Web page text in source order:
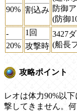
90% 割込み 防御
(防御
-
20%
1回
攻撃時
3427
(船長
攻略ポイント
レオは体力90%以
撃してきません。